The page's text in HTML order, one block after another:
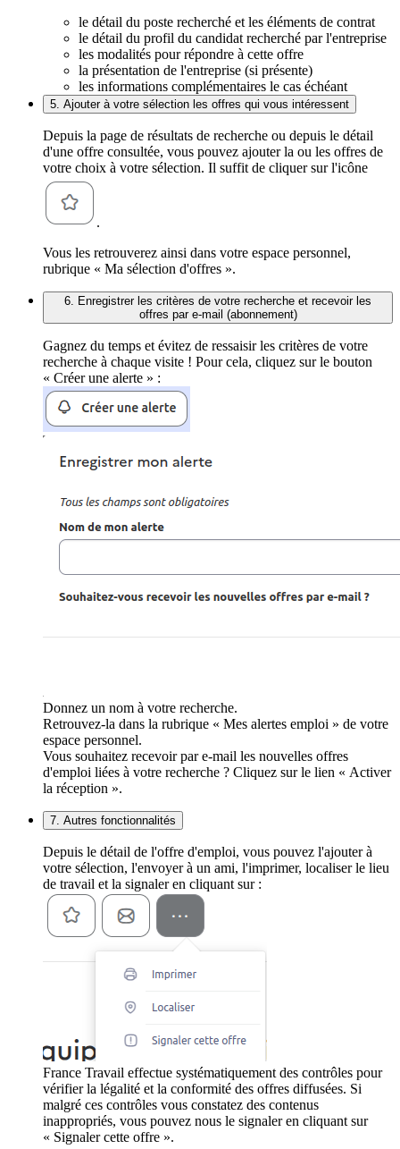
le détail du poste recherché et les éléments de contrat
le détail du profil du candidat recherché par l'entreprise
les modalités pour répondre à cette offre
la présentation de l'entreprise (si présente)
les informations complémentaires le cas échéant
5. Ajouter à votre sélection les offres qui vous intéressent
Depuis la page de résultats de recherche ou depuis le détail
d'une offre consultée, vous pouvez ajouter la ou les offres de
votre choix à votre sélection. Il suffit de cliquer sur l'icône
.
Vous les retrouverez ainsi dans votre espace personnel,
rubrique « Ma sélection d'offres ».
6. Enregistrer les critères de votre recherche et recevoir les
offres par e-mail (abonnement)
Gagnez du temps et évitez de ressaisir les critères de votre
recherche à chaque visite ! Pour cela, cliquez sur le bouton
« Créer une alerte » :
Donnez un nom à votre recherche.
Retrouvez-la dans la rubrique « Mes alertes emploi » de votre
espace personnel.
Vous souhaitez recevoir par e-mail les nouvelles offres
d'emploi liées à votre recherche ? Cliquez sur le lien « Activer
la réception ».
7. Autres fonctionnalités
Depuis le détail de l'offre d'emploi, vous pouvez l'ajouter à
votre sélection, l'envoyer à un ami, l'imprimer, localiser le lieu
de travail et la signaler en cliquant sur :
France Travail effectue systématiquement des contrôles pour
vérifier la légalité et la conformité des offres diffusées. Si
malgré ces contrôles vous constatez des contenus
inappropriés, vous pouvez nous le signaler en cliquant sur
« Signaler cette offre ».